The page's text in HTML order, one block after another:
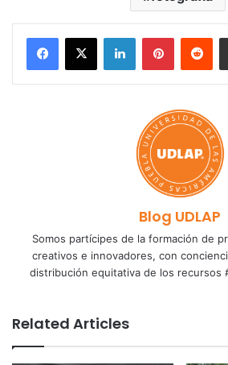
LinkedInPinterest
Blog UDLAP
Somos partícipes de la formación de
creativos e innovadores, con
distribución equitativa de los recursos
Related Articles